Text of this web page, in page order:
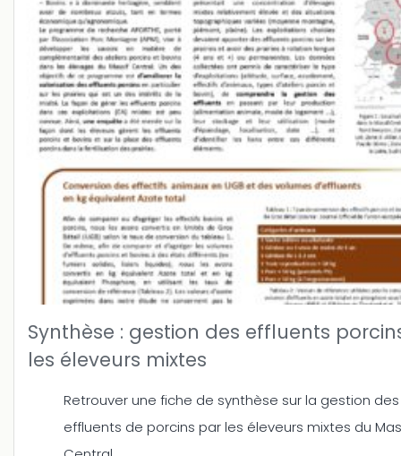
Synthèse : gestion des effluents
les éleveurs mixtes
Retrouver une fiche de synthèse sur la gestion des
effluents de porcins par les éleveurs mixtes du